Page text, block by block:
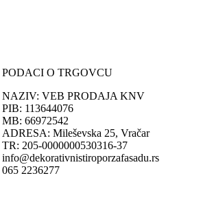
PODACI O TRGOVCU
NAZIV: VEB PRODAJA KNV
PIB: 113644076
MB: 66972542
ADRESA: Mileševska 25, Vračar
TR: 205-0000000530316-37
info@dekorativnistiroporzafasadu.rs
065 2236277